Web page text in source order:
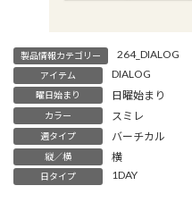
製品情報カテゴリー 264_DIALOG
アイテム DIALOG
曜日始まり 日曜始まり
カラー スミレ
週タイプ バーチカル
縦／横 横
日タイプ 1DAY